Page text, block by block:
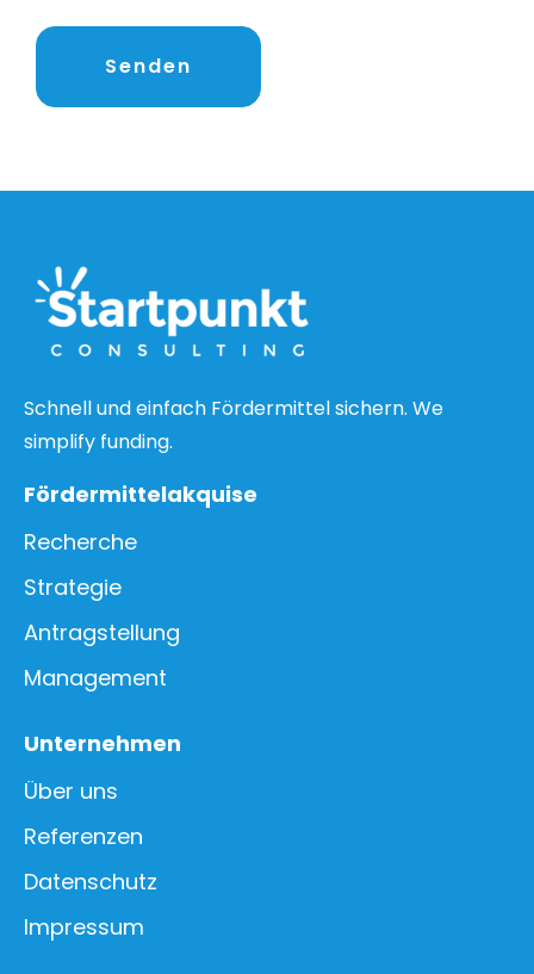
Schnell und einfach Fördermittel sichern. We
simplify funding.
Fördermittelakquise
Recherche
Strategie
Antragstellung
Management
Unternehmen
Über uns
Referenzen
Datenschutz
Impressum